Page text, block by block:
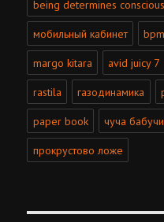
being determines
мобильный кабинет bpm
margo kitara avid juicy 7
rastila газодинамика
paper book чуча
прокрустово ложе